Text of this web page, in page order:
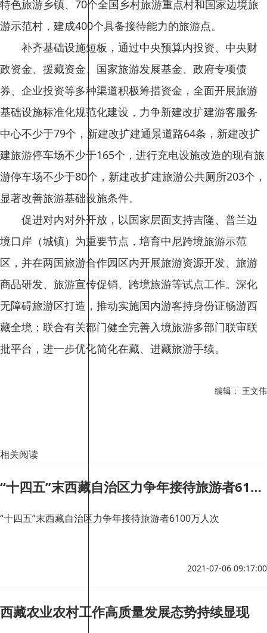
特色旅游乡镇、70个全国乡村旅游重点村和国家边境旅
游示范村，建成400个具备接待能力的旅游点。
补齐基础设施短板，通过中央预算内投资、中央财
政资金、援藏资金、国家旅游发展基金、政府专项债
券、企业投资等多种渠道积极筹措资金，全面开展旅游
基础设施标准化规范化建设，力争新建改扩建游客服务
中心不少于79个，新建改扩建通景道路64条，新建改扩
建旅游停车场不少于165个，进行充电设施改造的现有旅
游停车场不少于80个，新建改扩建旅游公共厕所203个，
显著改善旅游基础设施条件。
促进对内对外开放，以国家层面支持吉隆、普兰边
境口岸（城镇）为重要节点，培育中尼跨境旅游示范
区，并在两国旅游合作园区内开展旅游资源开发、旅游
商品研发、旅游宣传促销、跨境旅游等试点工作。深化
无障碍旅游区打造，推动实施国内游客持身份证畅游西
藏全境；联合有关部门健全完善入境旅游多部门联审联
批平台，进一步优化简化在藏、进藏旅游手续。
编辑： 王文伟
相关阅读
“十四五”末西藏自治区力争年接待旅游者6100万人次
“十四五”末西藏自治区力争年接待旅游者6100万人次
2021-07-06 09:17:00
西藏农业农村工作高质量发展态势持续显现